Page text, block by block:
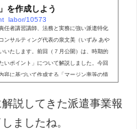
を作成しよう
10573
任者講習講師、法務と実務に強い派遣特化
ンサルティング代表の泉文美（いずみ あや
いたします。前回（７月公開）は、時期的
いポイント」について解説しました。今回
容に基づいて作成する「マージン率等の情
ア... 説してきた派遣事業報
ましたね。